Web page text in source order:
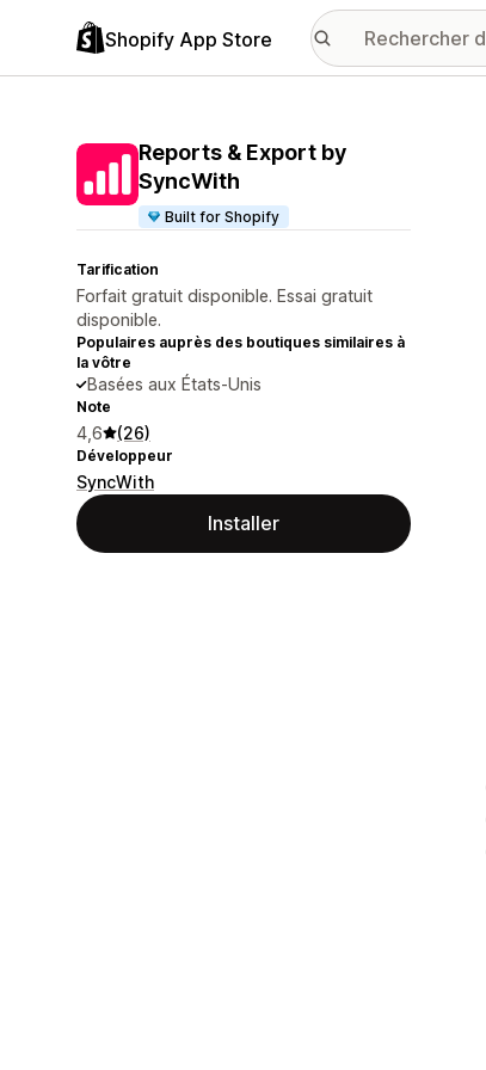
Shopify App Store
Reports & Export by
SyncWith
Built for Shopify
Tarification
Forfait gratuit disponible. Essai gratuit
disponible.
Populaires auprès des boutiques similaires à
la vôtre
Basées aux États-Unis
Note
4,6 (26)
Développeur
SyncWith
Installer